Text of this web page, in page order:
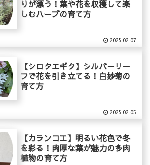
りが漂う！葉や花を収穫して楽
しむハーブの育て方
2025.02.07
【シロタエギク】シルバーリー
フで花を引き立てる！白妙菊の
育て方
2025.02.05
【カランコエ】明るい花色で冬
を彩る！肉厚な葉が魅力の多肉
植物の育て方